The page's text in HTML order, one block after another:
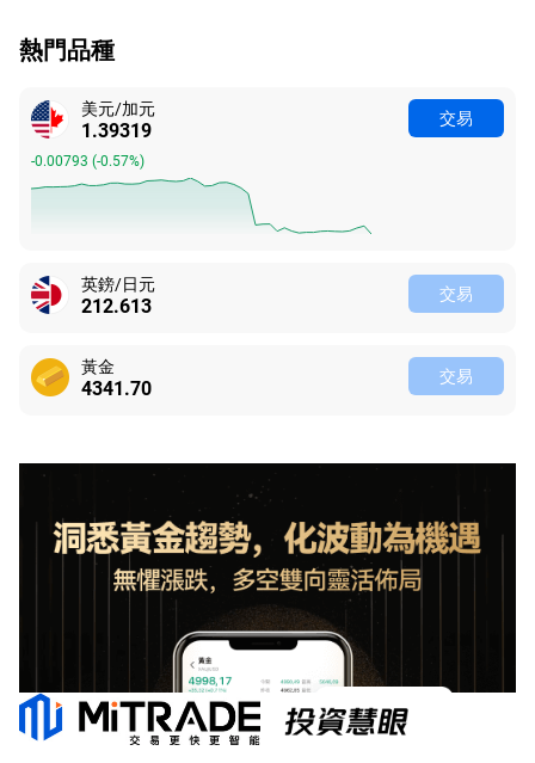
熱門品種
美元/加元
1.39319
-0.00793 (-0.57%)
交易
英鎊/日元
212.613 交易
黃金
4341.70 交易